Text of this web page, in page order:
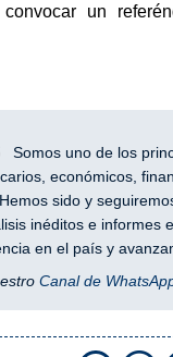
un
Somos uno de los
económicos,
sido y
inéditos e informes
en el país y
Canal de